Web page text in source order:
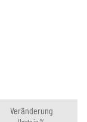
Veränderung